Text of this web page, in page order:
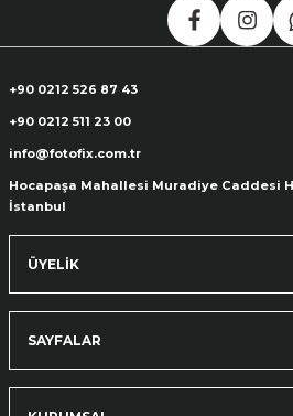
+90 0212 526 87 43
+90 0212 511 23 00
info@fotofix.com.tr
Hocapaşa Mahallesi Muradiye Caddesi
İstanbul
ÜYELİK
SAYFALAR